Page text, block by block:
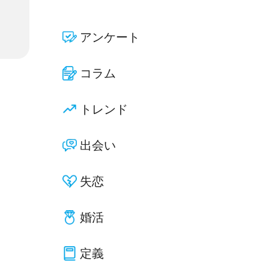
アンケート
コラム
トレンド
出会い
失恋
婚活
定義